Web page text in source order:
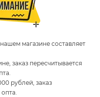
магазине составляет
заказ пересчитывается
рублей, заказ